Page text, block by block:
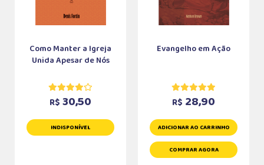
Como Manter a Igreja
Unida Apesar de Nós
R$ 30,50
INDISPONÍVEL
Evangelho em Ação
R$ 28,90
ADICIONAR AO CARRINHO
COMPRAR AGORA